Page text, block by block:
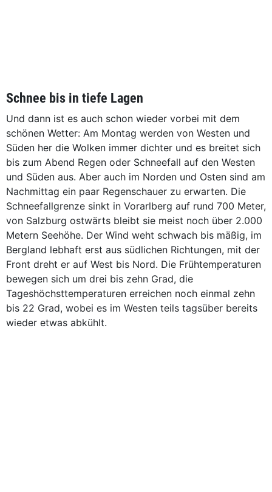
Schnee bis in tiefe Lagen
Und dann ist es auch schon wieder vorbei mit dem
schönen Wetter: Am Montag werden von Westen und
Süden her die Wolken immer dichter und es breitet sich
bis zum Abend Regen oder Schneefall auf den Westen
und Süden aus. Aber auch im Norden und Osten sind am
Nachmittag ein paar Regenschauer zu erwarten. Die
Schneefallgrenze sinkt in Vorarlberg auf rund 700 Meter,
von Salzburg ostwärts bleibt sie meist noch über 2.000
Metern Seehöhe. Der Wind weht schwach bis mäßig, im
Bergland lebhaft erst aus südlichen Richtungen, mit der
Front dreht er auf West bis Nord. Die Frühtemperaturen
bewegen sich um drei bis zehn Grad, die
Tageshöchsttemperaturen erreichen noch einmal zehn
bis 22 Grad, wobei es im Westen teils tagsüber bereits
wieder etwas abkühlt.